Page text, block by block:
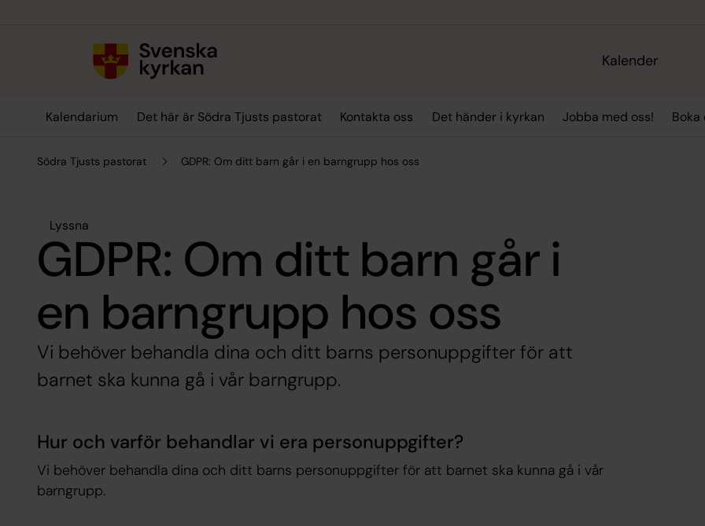
Kalender
Kalendarium Det här är Södra Tjusts pastorat Kontakta oss Det händer i kyrkan Jobba med oss! Boka
Södra Tjusts pastorat GDPR: Om ditt barn går i en barngrupp hos oss
Lyssna
GDPR: Om ditt barn går i
en barngrupp hos oss
Vi behöver behandla dina och ditt barns personuppgifter för att
barnet ska kunna gå i vår barngrupp.
Hur och varför behandlar vi era personuppgifter?
Vi behöver behandla dina och ditt barns personuppgifter för att barnet ska kunna gå i vår
barngrupp.